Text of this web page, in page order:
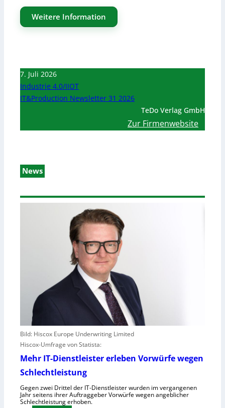
Weitere Information
7. Juli 2026
Industrie 4.0/IIOT
IT&Production Newsletter 31 2026
TeDo Verlag GmbH
Zur Firmenwebsite
News
Bild: Hiscox Europe Underwriting Limited
Hiscox-Umfrage von Statista:
Mehr IT-Dienstleister erleben Vorwürfe wegen
Schlechtleistung
Gegen zwei Drittel der IT-Dienstleister wurden im vergangenen
Jahr seitens ihrer Auftraggeber Vorwürfe wegen angeblicher
Schlechtleistung erhoben.